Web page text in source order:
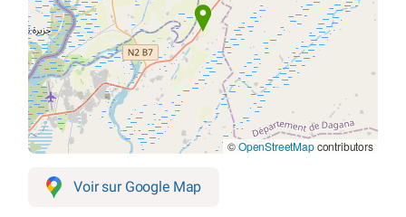
©OpenStreetMapcontributors
Voir sur Google Map